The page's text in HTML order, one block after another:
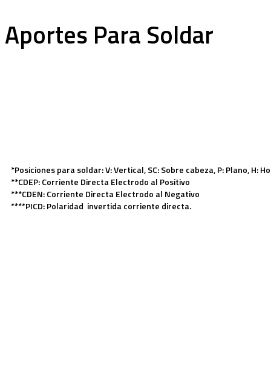
Aportes Para Soldar
*Posiciones para soldar:V: Vertical, SC: Sobre cabeza, P: Plano, H:
**CDEP: Corriente Directa Electrodo al Positivo
***CDEN:Corriente Directa Electrodo al Negativo
****PICD:Polaridad invertida corriente directa.